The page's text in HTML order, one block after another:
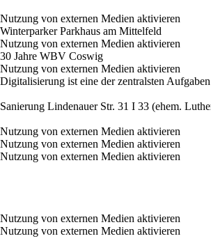
Nutzung von externen Medien aktivieren
Winterparker Parkhaus am Mittelfeld
Nutzung von externen Medien aktivieren
30 Jahre WBV Coswig
Nutzung von externen Medien aktivieren
Digitalisierung ist eine der zentralsten
Sanierung Lindenauer Str. 31 I 33 (ehem.
Nutzung von externen Medien aktivieren
Nutzung von externen Medien aktivieren
Nutzung von externen Medien aktivieren
Nutzung von externen Medien aktivieren
Nutzung von externen Medien aktivieren